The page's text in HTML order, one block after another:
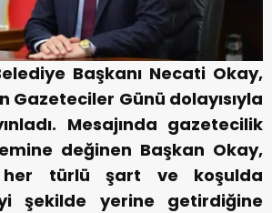
Başkanı Necati Okay,
Gazeteciler Günü dolayısıyla
Mesajında gazetecilik
değinen Başkan Okay,
her türlü şart ve koşulda
şekilde yerine getirdiğine